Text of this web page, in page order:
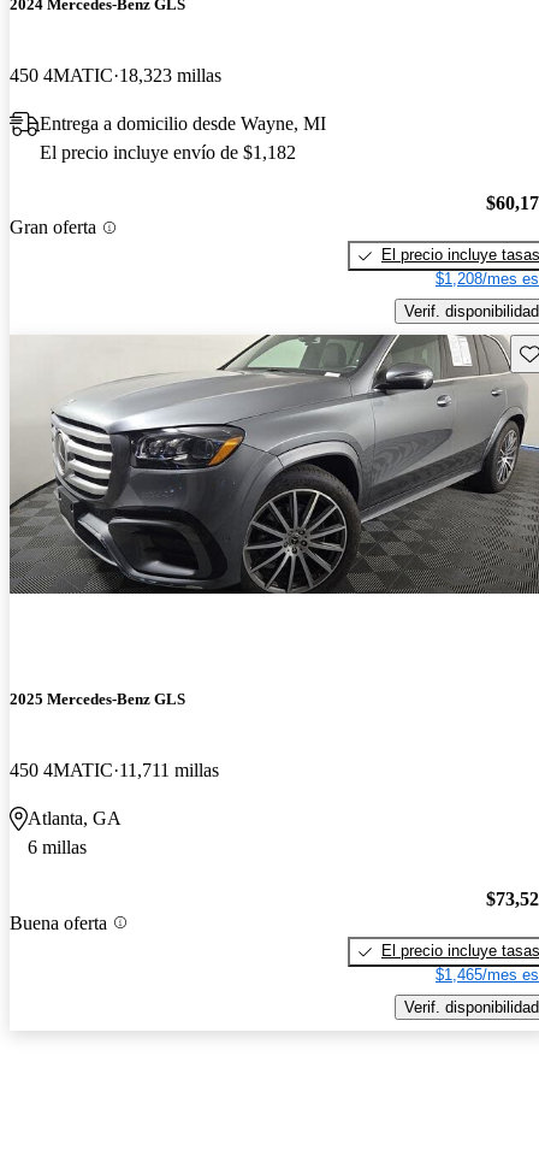
2024 Mercedes-Benz GLS
450 4MATIC 18,323 millas
Entrega a domicilio desde Wayne, MI
El precio incluye envío de $1,182
Gran oferta
El precio incluye tasas
$1,208/mes
Verif. disponibilidad
2025 Mercedes-Benz GLS
450 4MATIC 11,711 millas
Atlanta, GA
6 millas
Buena oferta
El precio incluye tasas
$1,465/mes
Verif. disponibilidad